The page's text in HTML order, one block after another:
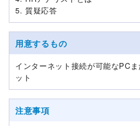
5. 質疑応答
用意するもの
インターネット接続が可能なPC
ット
注意事項